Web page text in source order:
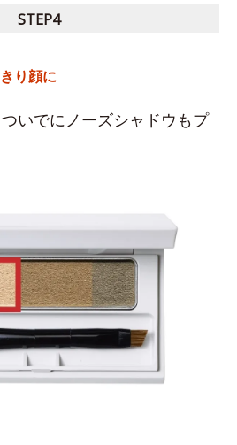
STEP4
り顔に
いでにノーズシャドウもプ